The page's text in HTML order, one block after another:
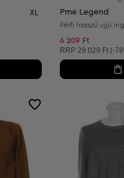
XL Pme Legend
Férfi hosszú ujjú ing
6 209 Ft
Ajánlott ár:
RRP 29 029 Ft (-